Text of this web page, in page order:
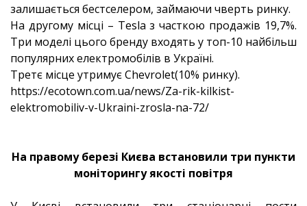
залишається бестселером, займаючи чверть ринку.
На другому місці – Tesla з часткою продажів 19,7%.
Три моделі цього бренду входять у топ-10 найбільш
популярних електромобілів в Україні.
Третє місце утримує Chevrolet(10% ринку).
https://ecotown.com.ua/news/Za-rik-kilkist-
elektromobiliv-v-Ukraini-zrosla-na-72/
На правому березі Києва встановили три пункти
моніторингу якості повітря